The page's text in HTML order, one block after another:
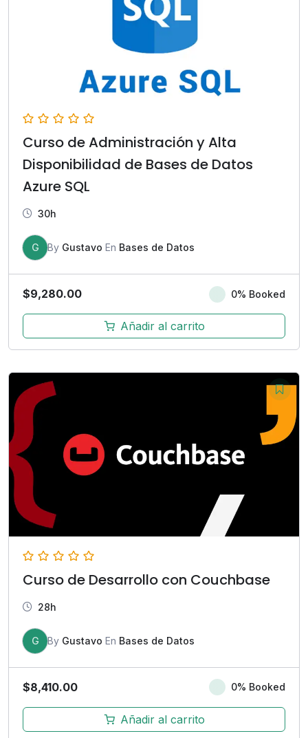
Curso de Administración y Alta
Disponibilidad de Bases de Datos
Azure SQL
30h
G By Gustavo En Bases de Datos
$9,280.00 0% Booked
Añadir al carrito
Curso de Desarrollo con Couchbase
28h
G By Gustavo En Bases de Datos
$8,410.00 0% Booked
Añadir al carrito